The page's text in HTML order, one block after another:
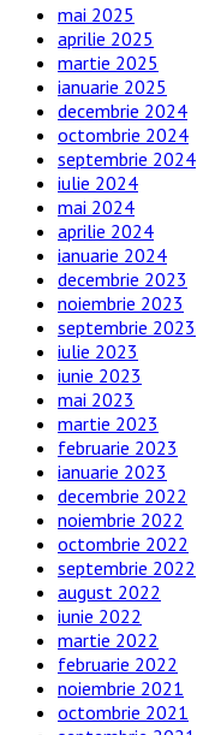
mai 2025
aprilie 2025
martie 2025
ianuarie 2025
decembrie 2024
octombrie 2024
septembrie 2024
iulie 2024
mai 2024
aprilie 2024
ianuarie 2024
decembrie 2023
noiembrie 2023
septembrie 2023
iulie 2023
iunie 2023
mai 2023
martie 2023
februarie 2023
ianuarie 2023
decembrie 2022
noiembrie 2022
octombrie 2022
septembrie 2022
august 2022
iunie 2022
martie 2022
februarie 2022
noiembrie 2021
octombrie 2021